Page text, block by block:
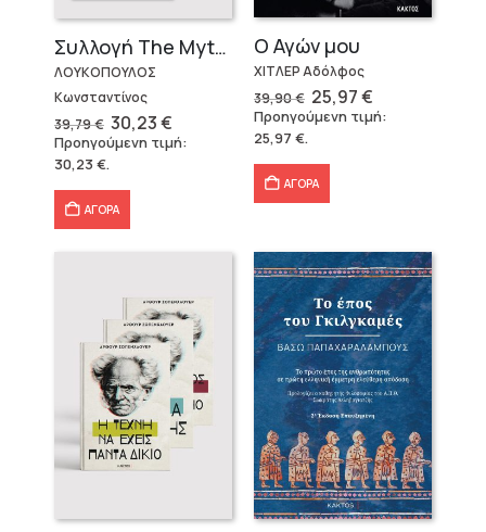
Συλλογή The Mythologist (2 βιβλία)
ΛΟΥΚΟΠΟΥΛΟΣ
Κωνσταντίνος
39,79€ Original
price
was:
39,79 €.
30,23€Η
τρέχουσα
τιμή
Προηγούμενη τιμή:
30,23€.
ΑΓΟΡΑ
Ο Αγών μου
ΧΙΤΛΕΡ Αδόλφος
39,90€ Original
price
was:
25,97€Η
τρέχουσα
τιμή
Προηγούμενη τιμή:
25,97 €.
ΑΓΟΡΑ